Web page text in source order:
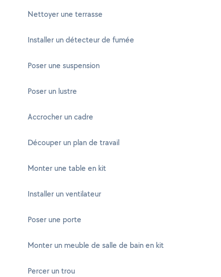
Nettoyer une terrasse
Installer un détecteur de fumée
Poser une suspension
Poser un lustre
Accrocher un cadre
Découper un plan de travail
Monter une table en kit
Installer un ventilateur
Poser une porte
Monter un meuble de salle de bain en kit
Percer un trou